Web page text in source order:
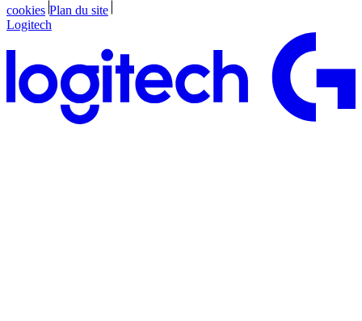
cookies Plan du site
Logitech